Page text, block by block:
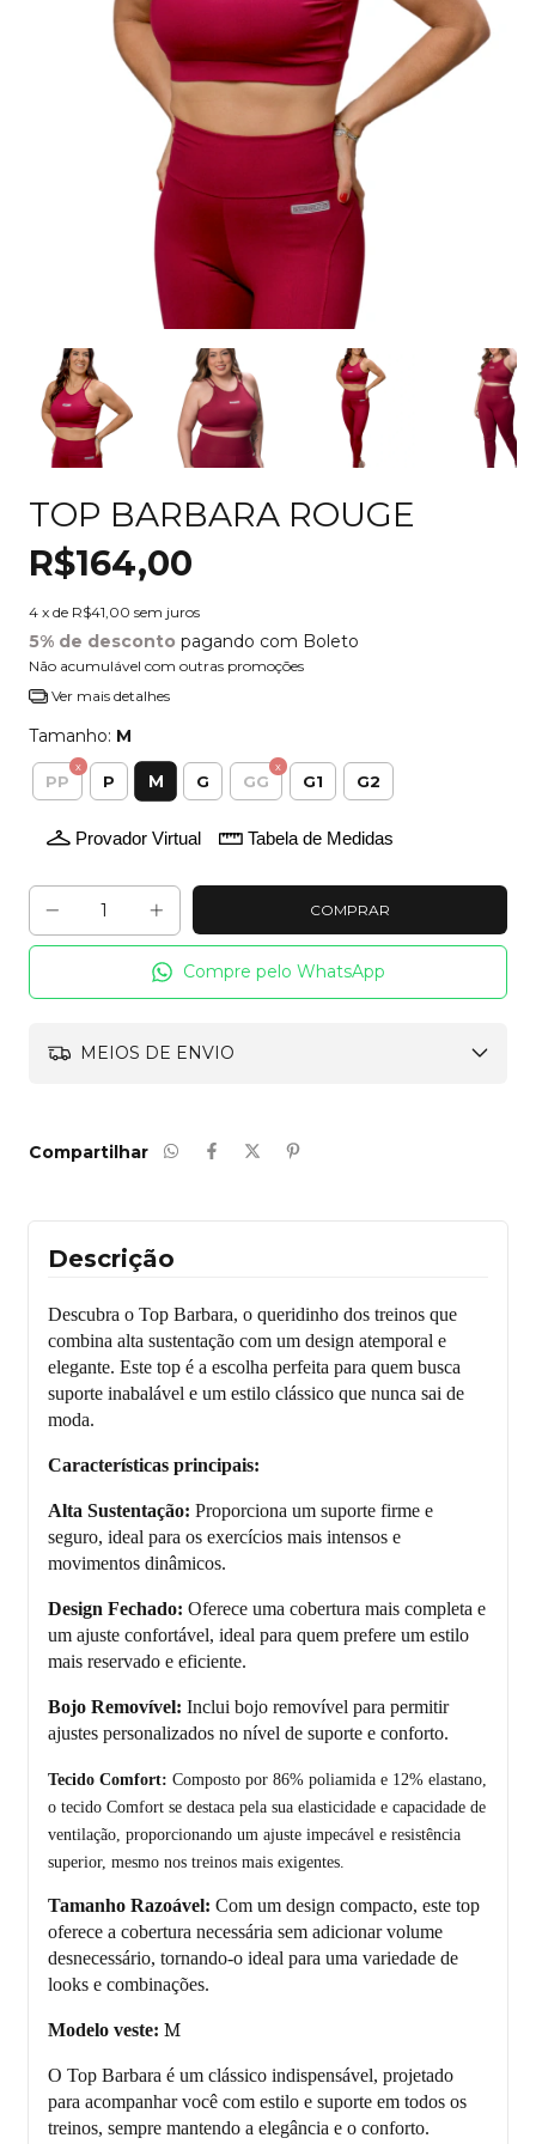
TOP BARBARA ROUGE
R$164,00
4 x de R$41,00 sem juros
5% de desconto pagando com Boleto
Não acumulável com outras promoções
Ver mais detalhes
Tamanho: M
PP P M G GG G1 G2
Provador Virtual Tabela de Medidas
Compre pelo WhatsApp
MEIOS DE ENVIO
Compartilhar
Descrição
Descubra o Top Barbara, o queridinho dos treinos que
combina alta sustentação com um design atemporal e
elegante. Este top é a escolha perfeita para quem busca
suporte inabalável e um estilo clássico que nunca sai de
moda.
Características principais:
Alta Sustentação: Proporciona um suporte firme e
seguro, ideal para os exercícios mais intensos e
movimentos dinâmicos.
Design Fechado: Oferece uma cobertura mais completa e
um ajuste confortável, ideal para quem prefere um estilo
mais reservado e eficiente.
Bojo Removível: Inclui bojo removível para permitir
ajustes personalizados no nível de suporte e conforto.
Tecido Comfort: Composto por 86% poliamida e 12% elastano,
o tecido Comfort se destaca pela sua elasticidade e capacidade de
ventilação, proporcionando um ajuste impecável e resistência
superior, mesmo nos treinos mais exigentes.
Tamanho Razoável: Com um design compacto, este top
oferece a cobertura necessária sem adicionar volume
desnecessário, tornando-o ideal para uma variedade de
looks e combinações.
Modelo veste: M
O Top Barbara é um clássico indispensável, projetado
para acompanhar você com estilo e suporte em todos os
treinos, sempre mantendo a elegância e o conforto.